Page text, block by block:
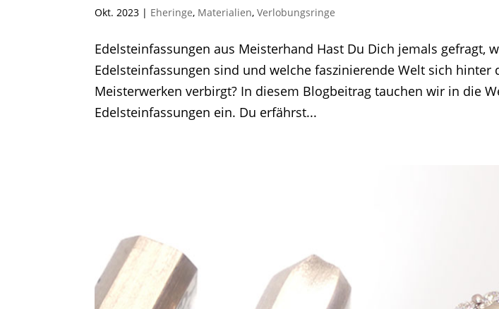
Okt. 2023 | Eheringe, Materialien,Verlobungsringe
Edelsteinfassungen aus Meisterhand Hast Du Dich jemals gefragt,
Edelsteinfassungen sind und welche faszinierende Welt sich hinter
Meisterwerken verbirgt? In diesem Blogbeitrag tauchen wir in die
Edelsteinfassungen ein. Du erfährst...